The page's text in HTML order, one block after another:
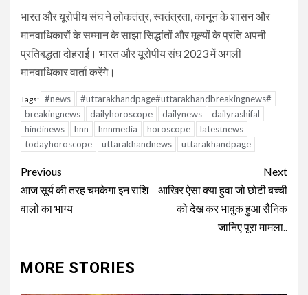
भारत और यूरोपीय संघ ने लोकतंत्र, स्वतंत्रता, कानून के शासन और
मानवाधिकारों के सम्मान के साझा सिद्धांतों और मूल्यों के प्रति अपनी
प्रतिबद्धता दोहराई। भारत और यूरोपीय संघ 2023 में अगली
मानवाधिकार वार्ता करेंगे।
Tags: #news
#uttarakhandpage#uttarakhandbreakingnews#
breakingnews
dailyhoroscope dailynews
dailyrashifal
hindinews
hnn hnnmedia horoscope
latestnews
todayhoroscope
uttarakhandnews uttarakhandpage
Continue
Reading
Previous
आज सूर्य की तरह चमकेगा इन राशि
वालों का भाग्य
Next
आखिर ऐसा क्या हुवा जो छोटी बच्ची
को देख कर भावुक हुआ सैनिक
जानिए पूरा मामला..
MORE STORIES